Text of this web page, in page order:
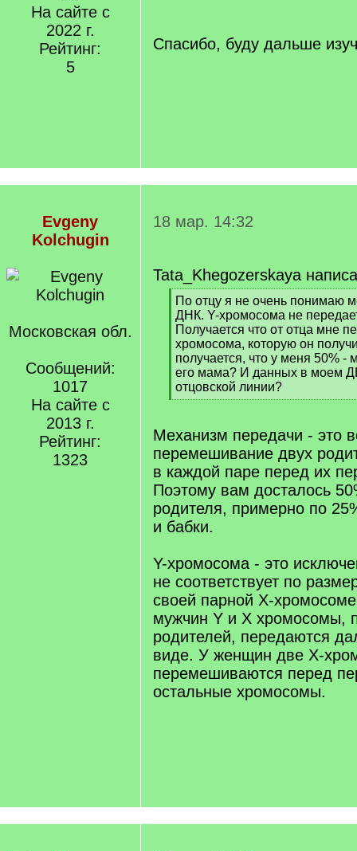
На сайте с
2022 г.
Рейтинг:
5
Спасибо, буду дальше
Evgeny
Kolchugin
Московская обл.
Сообщений:
1017
На сайте с
2013 г.
Рейтинг:
1323
18 мар. 14:32
Tata_Khegozerskaya
[
q
]
По отцу я не очень понимаю
ДНК. Y-хромосома не
Получается что от отца мне
хромосома, которую он
получается, что у меня 50% -
его мама? И данных в моем
отцовской линии?
[
q
]
Механизм передачи - это
перемешивание двух
в каждой паре перед их
Поэтому вам досталось
родителя, примерно по
и бабки.
Y-хромосома - это
не соответствует по
своей парной Х-
мужчин Y и X хромосомы,
родителей, передаются
виде. У женщин две Х-
перемешиваются перед
остальные хромосомы.